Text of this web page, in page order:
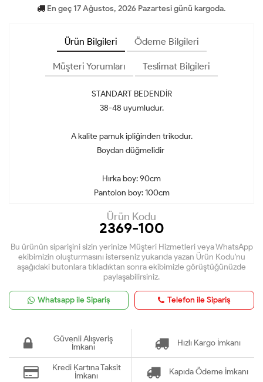
En geç 17 Ağustos, 2026 Pazartesi günü kargoda.
Ürün Bilgileri Ödeme Bilgileri
Müşteri Yorumları Teslimat Bilgileri
STANDART BEDENDİR
38-48 uyumludur.
A kalite pamuk ipliğinden trikodur.
Boydan düğmelidir
Hırka boy: 90cm
Pantolon boy: 100cm
Ürün Kodu
2369-100
Bu ürünün siparişini sizin yerinize Müşteri Hizmetleri veya WhatsApp
ekibimizin oluşturmasını isterseniz yukarıda yazan Ürün Kodu'nu
aşağıdaki butonlara tıkladıktan sonra ekibimizle görüştüğünüzde
paylaşabilirsiniz.
Whatsapp ile Sipariş Telefon ile Sipariş
Güvenli Alışveriş
İmkanı
Hızlı Kargo İmkanı
Kredi Kartına Taksit
İmkanı
Kapıda Ödeme İmkanı